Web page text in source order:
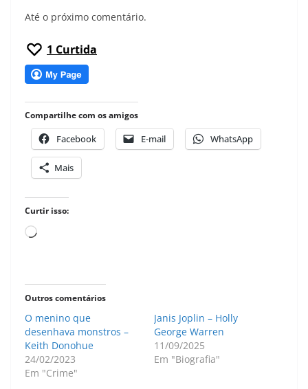
Até o próximo comentário.
1 Curtida
Compartilhe com os amigos
Facebook E-mail WhatsApp
Mais
Curtir isso:
Carregando...
Outros comentários
O menino que
desenhava monstros –
Keith Donohue
24/02/2023
Em "Crime"
Janis Joplin – Holly
George Warren
11/09/2025
Em "Biografia"